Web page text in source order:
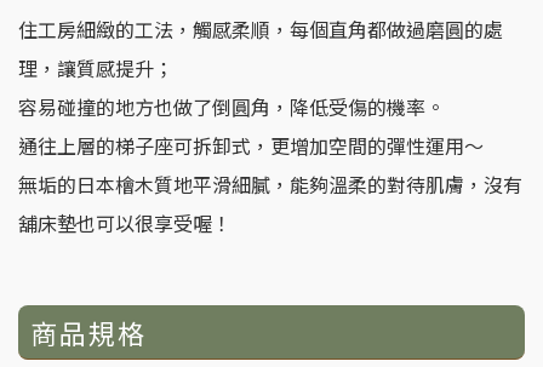
住工房細緻的工法，觸感柔順，每個直角都做過磨圓的處
理，讓質感提升；
容易碰撞的地方也做了倒圓角，降低受傷的機率。
通往上層的梯子座可拆卸式，更增加空間的彈性運用～
無垢的日本檜木質地平滑細膩，能夠溫柔的對待肌膚，沒有
舖床墊也可以很享受喔！
商品規格